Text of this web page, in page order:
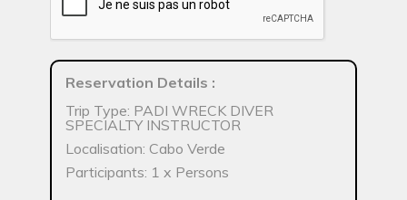
Reservation Details :
Trip Type: PADI WRECK DIVER
SPECIALTY INSTRUCTOR
Localisation: Cabo Verde
Participants: 1 x Persons